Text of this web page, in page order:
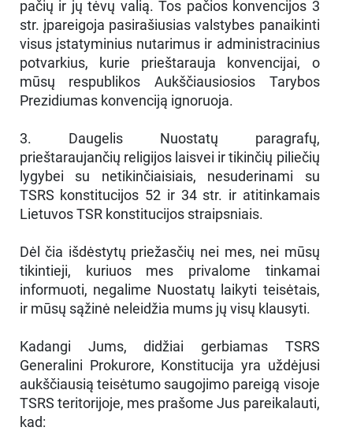
pačių ir jų tėvų valią. Tos pačios konvencijos 3
str. įpareigoja pasirašiusias valstybes panaikinti
visus įstatyminius nutarimus ir administracinius
potvarkius, kurie prieštarauja konvencijai, o
mūsų respublikos Aukščiausiosios Tarybos
Prezidiumas konvenciją ignoruoja.
3. Daugelis Nuostatų paragrafų,
prieštaraujančių religijos laisvei ir tikinčių piliečių
lygybei su netikinčiaisiais, nesuderinami su
TSRS konstitucijos 52 ir 34 str. ir atitinkamais
Lietuvos TSR konstitucijos straipsniais.
Dėl čia išdėstytų priežasčių nei mes, nei mūsų
tikintieji, kuriuos mes privalome tinkamai
informuoti, negalime Nuostatų laikyti teisėtais,
ir mūsų sąžinė neleidžia mums jų visų klausyti.
Kadangi Jums, didžiai gerbiamas TSRS
Generalini Prokurore, Konstitucija yra uždėjusi
aukščiausią teisėtumo saugojimo pareigą visoje
TSRS teritorijoje, mes prašome Jus pareikalauti,
kad: